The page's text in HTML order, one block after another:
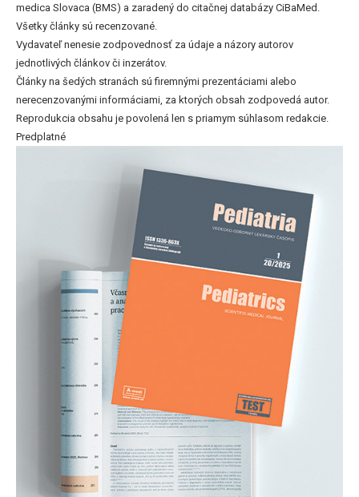
medica Slovaca (BMS) a zaradený do citačnej databázy CiBaMed.
Všetky články sú recenzované.
Vydavateľ nenesie zodpovednosť za údaje a názory autorov
jednotlivých článkov či inzerátov.
Články na šedých stranách sú firemnými prezentáciami alebo
nerecenzovanými informáciami, za ktorých obsah zodpovedá autor.
Reprodukcia obsahu je povolená len s priamym súhlasom redakcie.
Predplatné